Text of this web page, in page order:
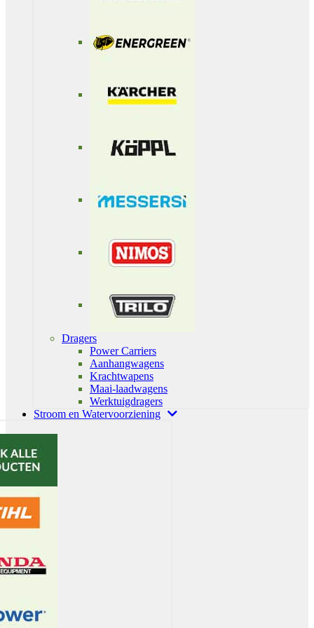
Dragers
Power Carriers
Aanhangwagens
Krachtwapens
Maai-laadwagens
Werktuigdragers
Stroom en Watervoorziening